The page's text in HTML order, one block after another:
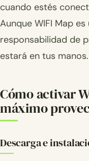
cuando estés
Aunque WIFI Map
responsabilidad de
estará en tus manos.
Cómo activar
máximo
Descarga e